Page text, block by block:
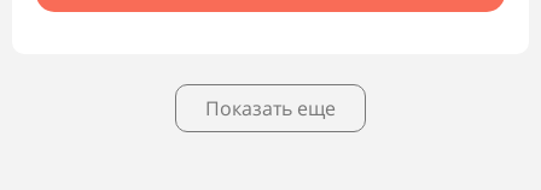
Показать еще